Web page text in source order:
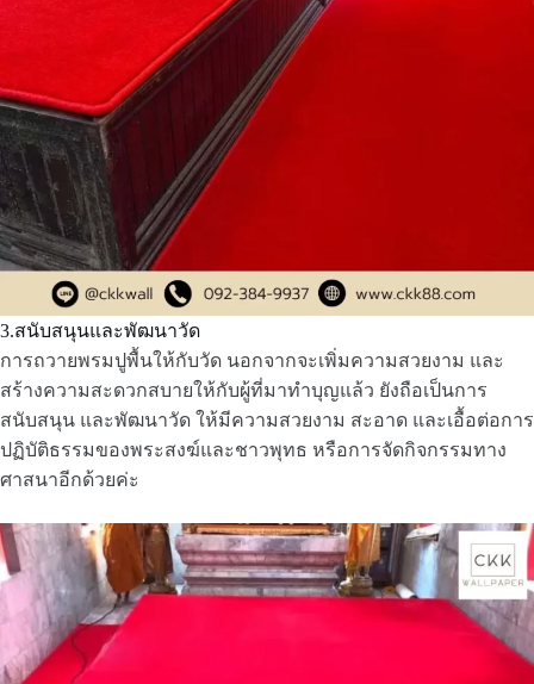
3.สนับสนุนและพัฒนาวัด
การถวายพรมปูพื้นให้กับวัด นอกจากจะเพิ่มความสวยงาม และ
สร้างความสะดวกสบายให้กับผู้ที่มาทำบุญแล้ว ยังถือเป็นการ
สนับสนุน และพัฒนาวัด ให้มีความสวยงาม สะอาด และเอื้อต่อการ
ปฏิบัติธรรมของพระสงฆ์และชาวพุทธ หรือการจัดกิจกรรมทาง
ศาสนาอีกด้วยค่ะ